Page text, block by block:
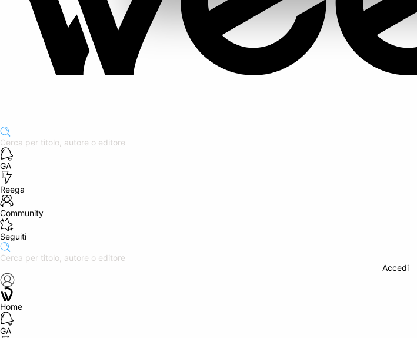
GA
Reega
Community
Seguiti
Accedi
Home
GA